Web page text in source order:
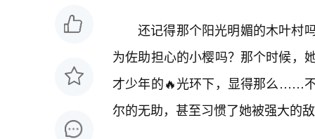
还记得那个阳光明媚的木叶村
为佐助担心的小樱吗？那个时候，
才少年的🔥光环下，显得那么……
尔的无助，甚至习惯了她被强大的